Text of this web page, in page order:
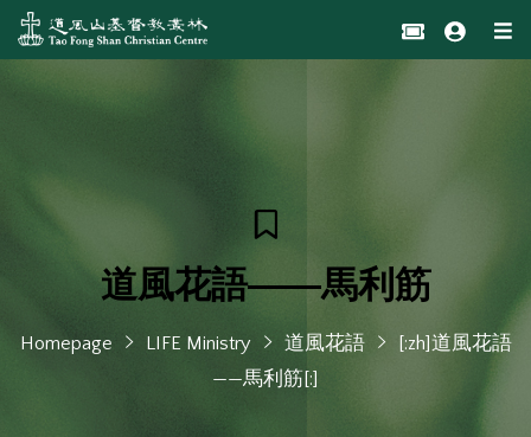
道風花語——馬利筋
Homepage LIFE Ministry 道風花語
[:zh]道風花語
——馬利筋[:]